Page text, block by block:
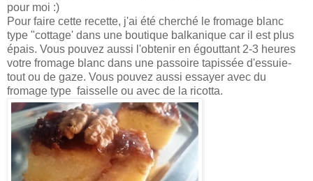
pour moi :)
Pour faire cette recette, j'ai été cherché le fromage blanc
type "cottage' dans une boutique balkanique car il est plus
épais. Vous pouvez aussi l'obtenir en égouttant 2-3 heures
votre fromage blanc dans une passoire tapissée d'essuie-
tout ou de gaze. Vous pouvez aussi essayer avec du
fromage type faisselle ou avec de la ricotta.